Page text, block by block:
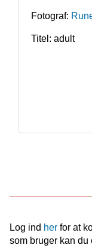
Fotograf:
Titel: adult
Log ind herfor at
som bruger kan du